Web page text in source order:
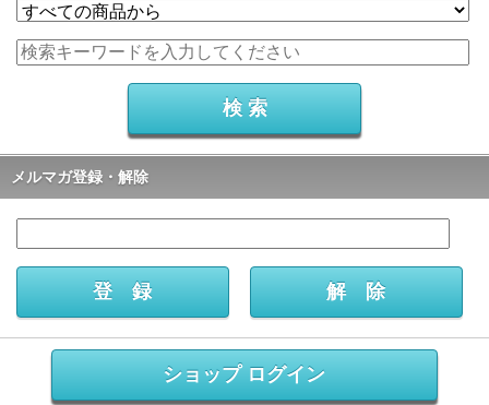
メルマガ登録・解除
ショップ ログイン